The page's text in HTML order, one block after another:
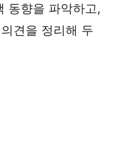
동향을 파악하고,
견을 정리해 두